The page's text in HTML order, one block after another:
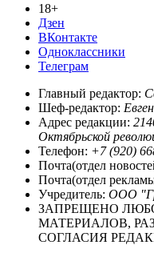
18+
Дзен
ВКонтакте
Одноклассники
Телеграм
Главный редактор:
Шеф-редактор:
Адрес редакции:
Октябрьской
Телефон: +7 (920)
Почта(отдел
Почта(отдел
Учредитель: ООО
ЗАПРЕЩЕНО
МАТЕРИАЛОВ,
СОГЛАСИЯ